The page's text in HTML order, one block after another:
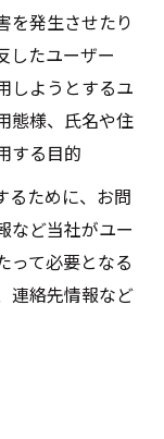
を発生させたり
したユーザー
しようとするユ
態様、氏名や住
する目的
るために、お問
など当社がユー
って必要となる
連絡先情報など